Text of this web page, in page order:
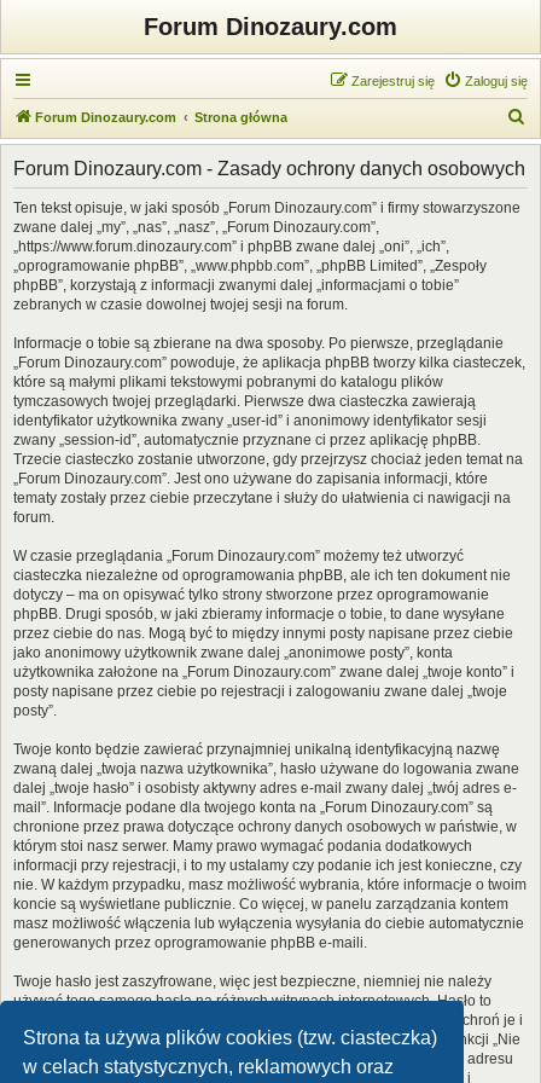
Strona ta używa plików cookies (tzw. ciasteczka)
w celach statystycznych, reklamowych oraz
Forum Dinozaury.com
Zaloguj się
Zarejestruj się
Forum Dinozaury.com Strona główna
z
Forum Dinozaury.com - Zasady ochrony danych osobowych
Ten tekst opisuje, w jaki sposób „Forum Dinozaury.com” i firmy stowarzyszone
zwane dalej „my”, „nas”, „nasz”, „Forum Dinozaury.com”,
„https://www.forum.dinozaury.com” i phpBB zwane dalej „oni”, „ich”,
„oprogramowanie phpBB”, „www.phpbb.com”, „phpBB Limited”, „Zespoły
phpBB”, korzystają z informacji zwanymi dalej „informacjami o tobie”
zebranych w czasie dowolnej twojej sesji na forum.
Informacje o tobie są zbierane na dwa sposoby. Po pierwsze, przeglądanie
„Forum Dinozaury.com” powoduje, że aplikacja phpBB tworzy kilka ciasteczek,
które są małymi plikami tekstowymi pobranymi do katalogu plików
tymczasowych twojej przeglądarki. Pierwsze dwa ciasteczka zawierają
identyfikator użytkownika zwany „user-id” i anonimowy identyfikator sesji
zwany „session-id”, automatycznie przyznane ci przez aplikację phpBB.
Trzecie ciasteczko zostanie utworzone, gdy przejrzysz chociaż jeden temat na
„Forum Dinozaury.com”. Jest ono używane do zapisania informacji, które
tematy zostały przez ciebie przeczytane i służy do ułatwienia ci nawigacji na
forum.
W czasie przeglądania „Forum Dinozaury.com” możemy też utworzyć
ciasteczka niezależne od oprogramowania phpBB, ale ich ten dokument nie
dotyczy – ma on opisywać tylko strony stworzone przez oprogramowanie
phpBB. Drugi sposób, w jaki zbieramy informacje o tobie, to dane wysyłane
przez ciebie do nas. Mogą być to między innymi posty napisane przez ciebie
jako anonimowy użytkownik zwane dalej „anonimowe posty”, konta
użytkownika założone na „Forum Dinozaury.com” zwane dalej „twoje konto” i
posty napisane przez ciebie po rejestracji i zalogowaniu zwane dalej „twoje
posty”.
Twoje konto będzie zawierać przynajmniej unikalną identyfikacyjną nazwę
zwaną dalej „twoja nazwa użytkownika”, hasło używane do logowania zwane
dalej „twoje hasło” i osobisty aktywny adres e-mail zwany dalej „twój adres e-
mail”. Informacje podane dla twojego konta na „Forum Dinozaury.com” są
chronione przez prawa dotyczące ochrony danych osobowych w państwie, w
którym stoi nasz serwer. Mamy prawo wymagać podania dodatkowych
informacji przy rejestracji, i to my ustalamy czy podanie ich jest konieczne, czy
nie. W każdym przypadku, masz możliwość wybrania, które informacje o twoim
koncie są wyświetlane publicznie. Co więcej, w panelu zarządzania kontem
masz możliwość włączenia lub wyłączenia wysyłania do ciebie automatycznie
generowanych przez oprogramowanie phpBB e-maili.
Twoje hasło jest zaszyfrowane, więc jest bezpieczne, niemniej nie należy
używać tego samego hasła na różnych witrynach internetowych. Hasło to
umożliwia dostęp do twojego konta na „Forum Dinozaury.com”, więc chroń je i
w żadnym wypadku nie podawajnikomu. Jeśli je zapomnisz, użyj funkcji „Nie
pamiętam hasła”. Witryna poprosi cię o podanie nazwy użytkownika i adresu
e-mail. Po podaniu tych danych zostanie wygenerowane nowe hasło i